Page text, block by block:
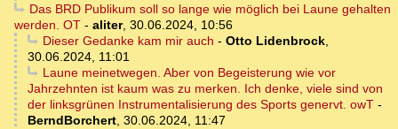
Das BRD Publikum soll so lange wie möglich bei Laune gehalten
werden. OT - aliter, 30.06.2024, 10:56
Dieser Gedanke kam mir auch - Otto Lidenbrock,
30.06.2024, 11:01
Laune meinetwegen. Aber von Begeisterung wie vor
Jahrzehnten ist kaum was zu merken. Ich denke, viele sind von
der linksgrünen Instrumentalisierung des Sports genervt. owT -
BerndBorchert, 30.06.2024, 11:47